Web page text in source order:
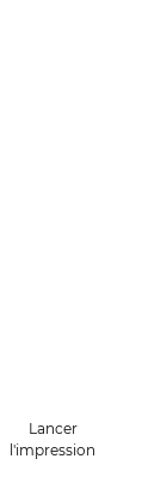
Lancer
l'impression